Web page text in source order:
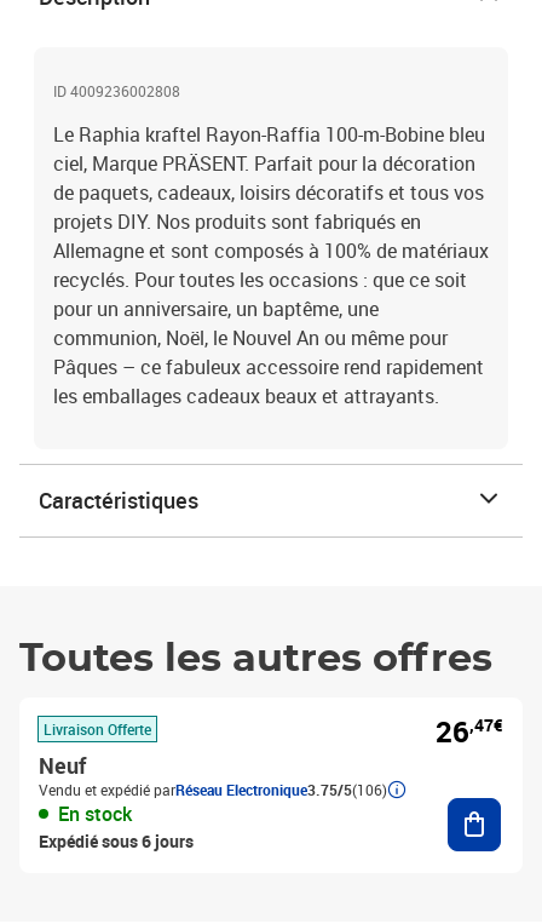
ID 4009236002808
Le Raphia kraftel Rayon-Raffia 100-m-Bobine bleu
ciel, Marque PRÄSENT. Parfait pour la décoration
de paquets, cadeaux, loisirs décoratifs et tous vos
projets DIY. Nos produits sont fabriqués en
Allemagne et sont composés à 100% de matériaux
recyclés. Pour toutes les occasions : que ce soit
pour un anniversaire, un baptême, une
communion, Noël, le Nouvel An ou même pour
Pâques – ce fabuleux accessoire rend rapidement
les emballages cadeaux beaux et attrayants.
Caractéristiques
Toutes les autres offres
Livraison Offerte
Neuf
Vendu et expédié parRéseau Electronique3.75/5(106)
En stock
Expédié sous 6 jours
26,47€